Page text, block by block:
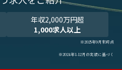
年収2,000万円超
1,000求人以上
※2025年9月末時点
※2024年1-12月の実績に基づく